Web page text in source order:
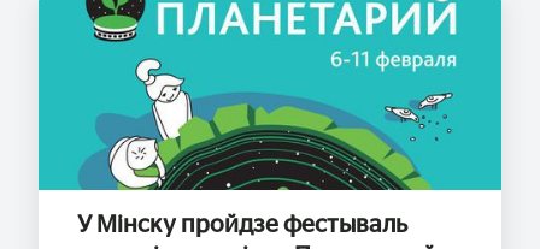
У Мінску пройдзе фестываль